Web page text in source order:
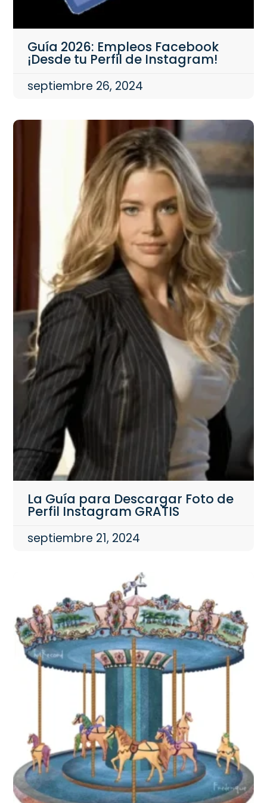
Guía 2026: Empleos Facebook
¡Desde tu Perfil de Instagram!
septiembre 26, 2024
La Guía para Descargar Foto de
Perfil Instagram GRATIS
septiembre 21, 2024